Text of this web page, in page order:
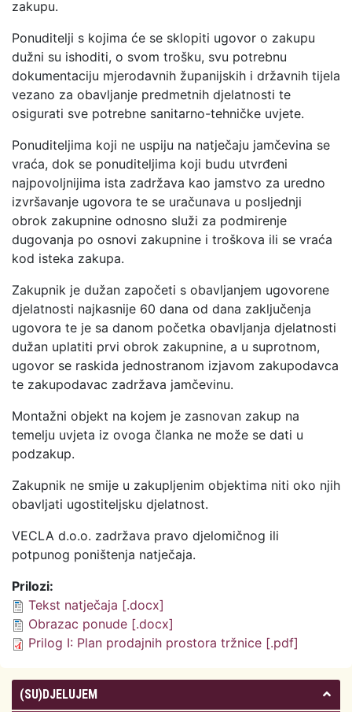
zakupu.
Ponuditelji s kojima će se sklopiti ugovor o zakupu
dužni su ishoditi, o svom trošku, svu potrebnu
dokumentaciju mjerodavnih županijskih i državnih tijela
vezano za obavljanje predmetnih djelatnosti te
osigurati sve potrebne sanitarno-tehničke uvjete.
Ponuditeljima koji ne uspiju na natječaju jamčevina se
vraća, dok se ponuditeljima koji budu utvrđeni
najpovoljnijima ista zadržava kao jamstvo za uredno
izvršavanje ugovora te se uračunava u posljednji
obrok zakupnine odnosno služi za podmirenje
dugovanja po osnovi zakupnine i troškova ili se vraća
kod isteka zakupa.
Zakupnik je dužan započeti s obavljanjem ugovorene
djelatnosti najkasnije 60 dana od dana zaključenja
ugovora te je sa danom početka obavljanja djelatnosti
dužan uplatiti prvi obrok zakupnine, a u suprotnom,
ugovor se raskida jednostranom izjavom zakupodavca
te zakupodavac zadržava jamčevinu.
Montažni objekt na kojem je zasnovan zakup na
temelju uvjeta iz ovoga članka ne može se dati u
podzakup.
Zakupnik ne smije u zakupljenim objektima niti oko njih
obavljati ugostiteljsku djelatnost.
VECLA d.o.o. zadržava pravo djelomičnog ili
potpunog poništenja natječaja.
Prilozi:
Tekst natječaja [.docx]
Obrazac ponude [.docx]
Prilog I: Plan prodajnih prostora tržnice [.pdf]
(SU)DJELUJEM